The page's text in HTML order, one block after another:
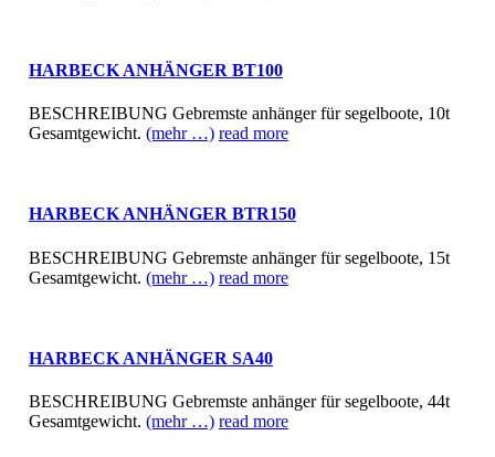
HARBECK ANHÄNGER BT100
BESCHREIBUNG Gebremste anhänger für segelboote, 10t
Gesamtgewicht. (mehr …) read more
HARBECK ANHÄNGER BTR150
BESCHREIBUNG Gebremste anhänger für segelboote, 15t
Gesamtgewicht. (mehr …) read more
HARBECK ANHÄNGER SA40
BESCHREIBUNG Gebremste anhänger für segelboote, 44t
Gesamtgewicht. (mehr …) read more